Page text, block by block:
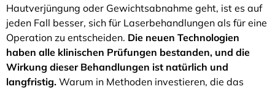
Hautverjüngung oder Gewichtsabnahme geht, ist es auf
jeden Fall besser, sich für Laserbehandlungen als für eine
Operation zu entscheiden. Die neuen Technologien
haben alle klinischen Prüfungen bestanden, und die
Wirkung dieser Behandlungen ist natürlich und
langfristig. Warum in Methoden investieren, die das